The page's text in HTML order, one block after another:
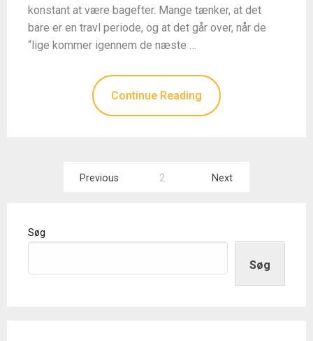
konstant at være bagefter. Mange tænker, at det
bare er en travl periode, og at det går over, når de
“lige kommer igennem de næste …
Continue Reading
Indlægsinddeling
Previous 2 Next
Søg
Søg